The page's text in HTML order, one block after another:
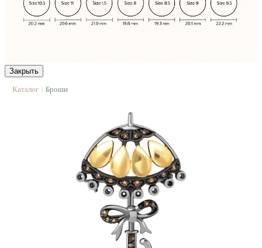
Закрыть
Каталог | Броши